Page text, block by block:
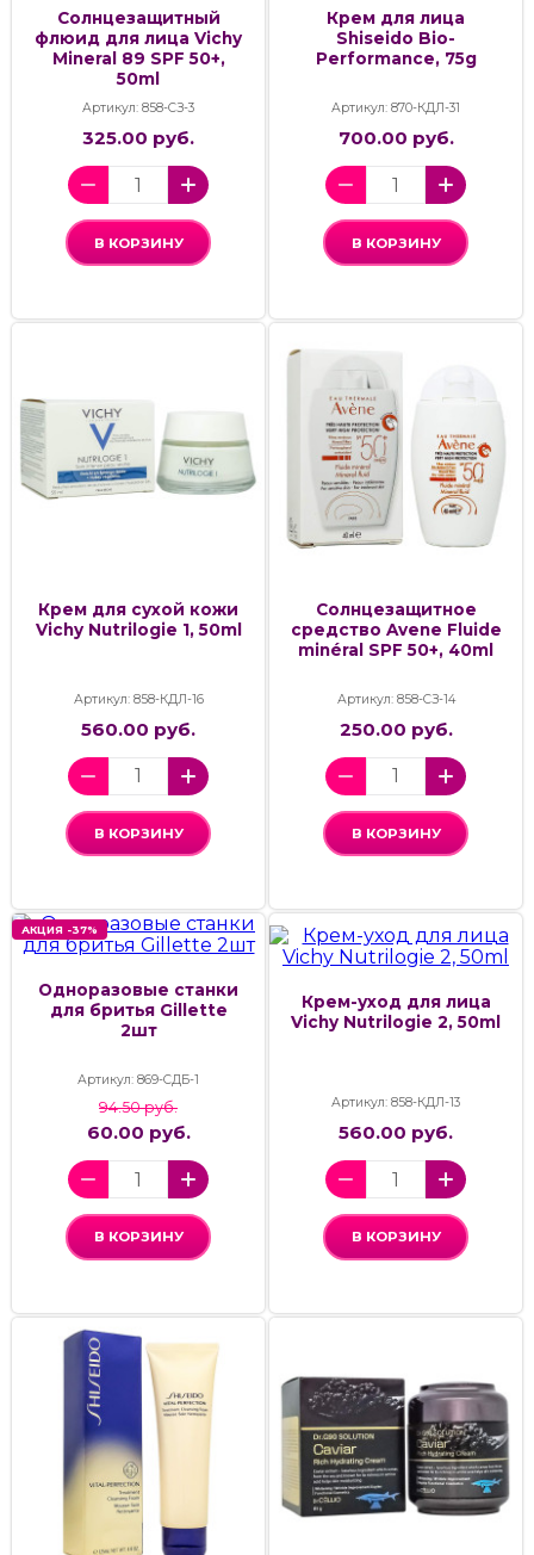
Солнцезащитный
флюид для лица Vichy
Mineral 89 SPF 50+,
50ml
Артикул: 858-СЗ-3
325.00 руб.
В КОРЗИНУ
Крем для лица
Shiseido Bio-
Performance, 75g
Артикул: 870-КДЛ-31
700.00 руб.
В КОРЗИНУ
Крем для сухой кожи
Vichy Nutrilogie 1, 50ml
Артикул: 858-КДЛ-16
560.00 руб.
В КОРЗИНУ
Солнцезащитное
средство Avene Fluide
minéral SPF 50+, 40ml
Артикул: 858-СЗ-14
250.00 руб.
В КОРЗИНУ
АКЦИЯ -37%
Одноразовые станки
для бритья Gillette
2шт
Артикул: 869-СДБ-1
94.50 руб.
60.00 руб.
В КОРЗИНУ
Крем-уход для лица
Vichy Nutrilogie 2, 50ml
Артикул: 858-КДЛ-13
560.00 руб.
В КОРЗИНУ